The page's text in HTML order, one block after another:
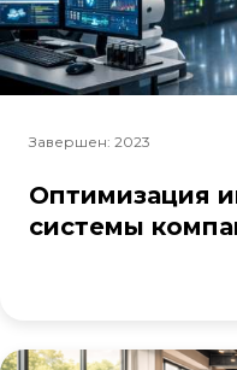
Завершен: 2023
Оптимизация
системы